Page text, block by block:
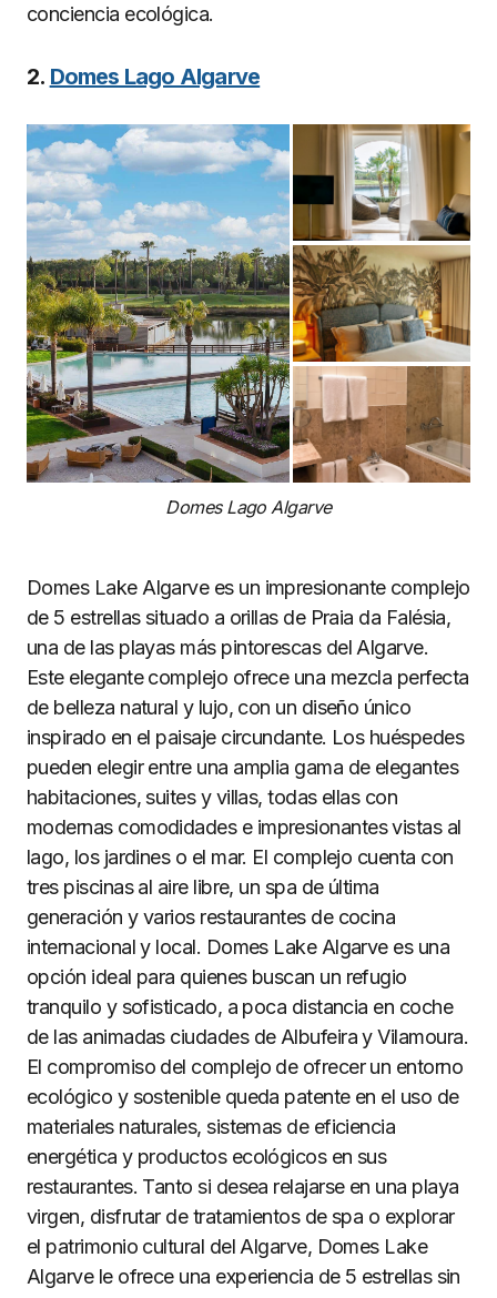
conciencia ecológica.
2. Domes Lago Algarve
Domes Lago Algarve
Domes Lake Algarve es un impresionante complejo
de 5 estrellas situado a orillas de Praia da Falésia,
una de las playas más pintorescas del Algarve.
Este elegante complejo ofrece una mezcla perfecta
de belleza natural y lujo, con un diseño único
inspirado en el paisaje circundante. Los huéspedes
pueden elegir entre una amplia gama de elegantes
habitaciones, suites y villas, todas ellas con
modernas comodidades e impresionantes vistas al
lago, los jardines o el mar. El complejo cuenta con
tres piscinas al aire libre, un spa de última
generación y varios restaurantes de cocina
internacional y local. Domes Lake Algarve es una
opción ideal para quienes buscan un refugio
tranquilo y sofisticado, a poca distancia en coche
de las animadas ciudades de Albufeira y Vilamoura.
El compromiso del complejo de ofrecer un entorno
ecológico y sostenible queda patente en el uso de
materiales naturales, sistemas de eficiencia
energética y productos ecológicos en sus
restaurantes. Tanto si desea relajarse en una playa
virgen, disfrutar de tratamientos de spa o explorar
el patrimonio cultural del Algarve, Domes Lake
Algarve le ofrece una experiencia de 5 estrellas sin